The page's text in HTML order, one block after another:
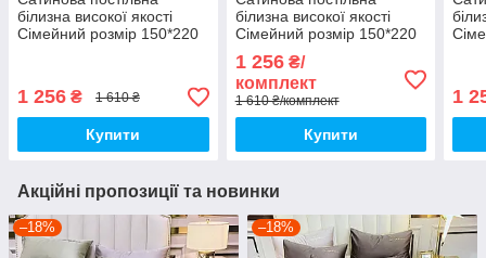
білизна високої якості
Сімейний розмір 150*220
1 256 ₴ 1 610 ₴
Купити
білизна високої якості
Сімейний розмір 150*220
см
1 256₴/
комплект
1 610 ₴/комплект
Купити
1
Акційні пропозиції та новинки
–18% –18%